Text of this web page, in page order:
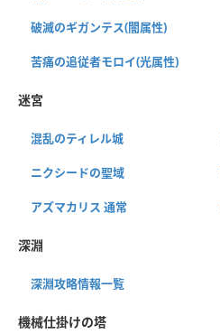
破滅のギガンテス(闇属性)
苦痛の追従者モロイ(光属性)
迷宮
混乱のティレル城
ニクシードの聖域
アズマカリス 通常
深淵
深淵攻略情報一覧
機械仕掛けの塔